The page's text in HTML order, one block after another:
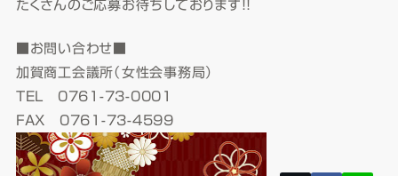
たくさんのご応募お待ちしております！！
■お問い合わせ■
加賀商工会議所（女性会事務局）
TEL 0761-73-0001
FAX 0761-73-4599